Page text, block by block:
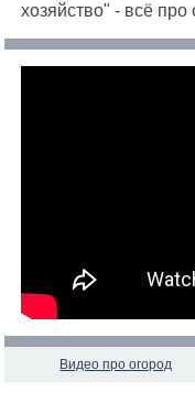
хозяйство" - всё про
Видео про огород